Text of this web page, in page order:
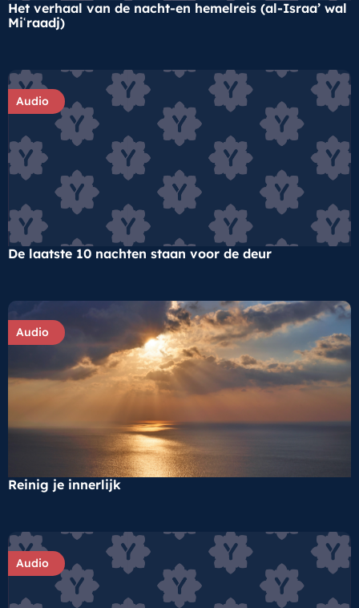
Het verhaal van de nacht-en hemelreis (al-Israa’ wal
Miʿraadj)
Audio
De laatste 10 nachten staan voor de deur
Audio
Reinig je innerlijk
Audio